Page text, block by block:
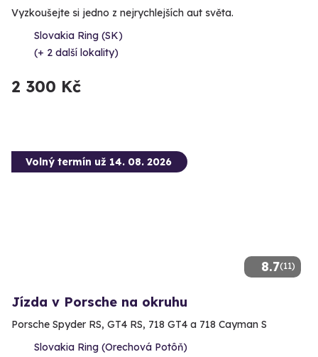
Vyzkoušejte si jedno z nejrychlejších aut světa.
Slovakia Ring (SK)
(+ 2 další lokality)
2 300 Kč
8.7(11)
Volný termín už 14. 08. 2026
Jízda v Porsche na okruhu
Porsche Spyder RS, GT4 RS, 718 GT4 a 718 Cayman S
Slovakia Ring (Orechová Potôň)